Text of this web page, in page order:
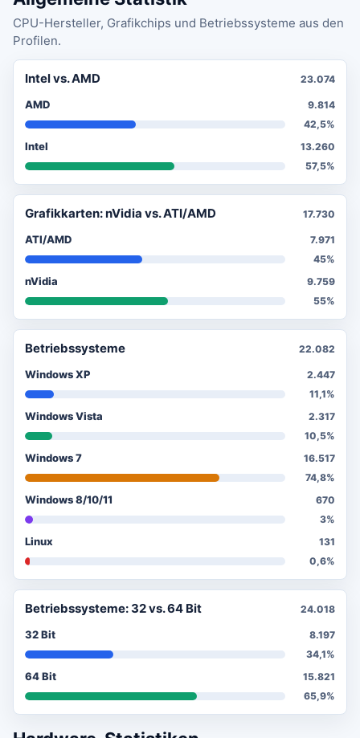
CPU-Hersteller, Grafikchips und Betriebssysteme aus den
Profilen.
Intel vs. AMD 23.074
AMD
9.814
42,5%
Intel
13.260
57,5%
Grafikkarten: nVidia vs. ATI/AMD 17.730
ATI/AMD
7.971
45%
nVidia
9.759
55%
Betriebssysteme 22.082
Windows XP
2.447
11,1%
Windows Vista
2.317
10,5%
Windows 7
16.517
74,8%
Windows 8/10/11
670
3%
Linux
131
0,6%
Betriebssysteme: 32 vs. 64 Bit 24.018
32 Bit
8.197
34,1%
64 Bit
15.821
65,9%